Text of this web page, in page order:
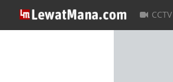
CCTV